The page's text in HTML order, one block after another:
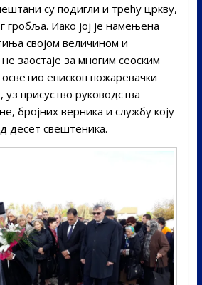
су подигли и трећу цркву,
гробља. Иако јој је намењена
својом величином и
заостаје за многим сеоским
епископ пожаревачки
уз присуство руководства
бројних верника и службу коју
десет свештеника.